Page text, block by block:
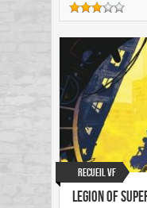
Recueil VF
Legion of